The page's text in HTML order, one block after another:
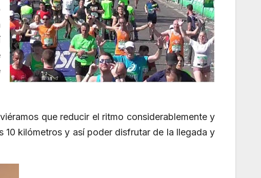
que reducir el ritmo considerablemente y
kilómetros y así poder disfrutar de la llegada y